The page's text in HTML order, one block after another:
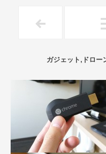
ガジェット,ドロー